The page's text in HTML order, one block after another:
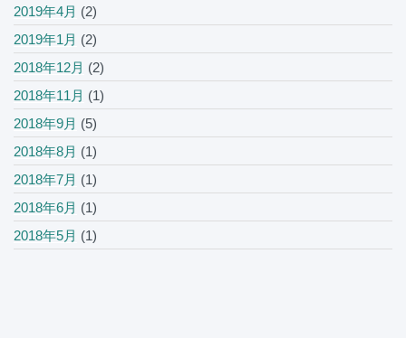
2019年4月 (2)
2019年1月 (2)
2018年12月 (2)
2018年11月 (1)
2018年9月 (5)
2018年8月 (1)
2018年7月 (1)
2018年6月 (1)
2018年5月 (1)